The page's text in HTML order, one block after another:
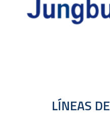
LÍNEAS DE